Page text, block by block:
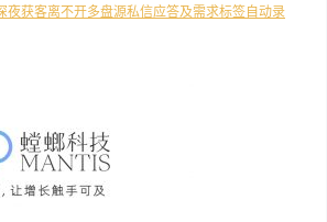
夜获客离不开多盘源私信应答及需求标签自动录